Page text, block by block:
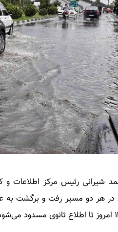
شیرانی رئیس مرکز اطلاعات و
در هر دو مسیر رفت و برگشت به